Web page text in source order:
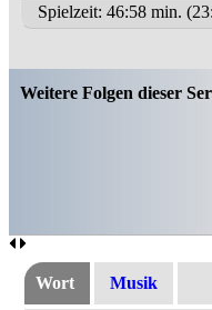
Spielzeit: 46:58 min.
Weitere Folgen dieser
Wort Musik